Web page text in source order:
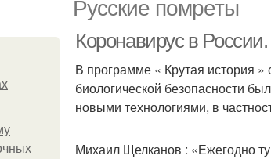
Русские помреты
Коронавирус в России.
В программе « Крутая история
биологической безопасности
новыми технологиями, в
Михаил Щелканов : «Ежегодно